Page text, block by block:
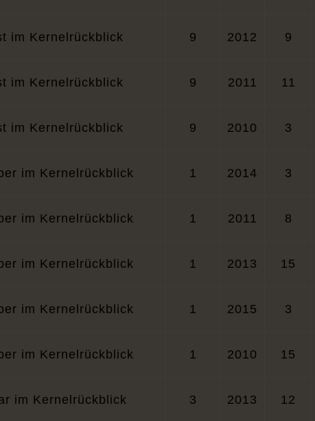
im Kernelrückblick 9 2012 9
im Kernelrückblick 9 2011 11
im Kernelrückblick 9 2010 3
im Kernelrückblick 1 2014 3
im Kernelrückblick 1 2011 8
im Kernelrückblick 1 2013 15
im Kernelrückblick 1 2015 3
im Kernelrückblick 1 2010 15
im Kernelrückblick 3 2013 12